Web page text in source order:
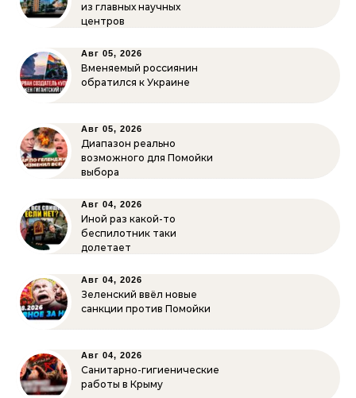
из главных научных
центров
Авг 05, 2026
Вменяемый россиянин
обратился к Украине
Авг 05, 2026
Диапазон реально
возможного для Помойки
выбора
Авг 04, 2026
Иной раз какой-то
беспилотник таки
долетает
Авг 04, 2026
Зеленский ввёл новые
санкции против Помойки
Авг 04, 2026
Санитарно-гигиенические
работы в Крыму